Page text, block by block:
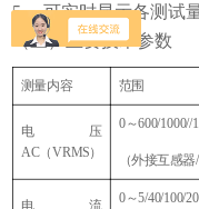
5、 可实时显示各测试
（三）主要技术参数
测量内容 范围
电压
AC（VRMS）
0～600/1000//
（外接互感器
电流
0～5/40/100/